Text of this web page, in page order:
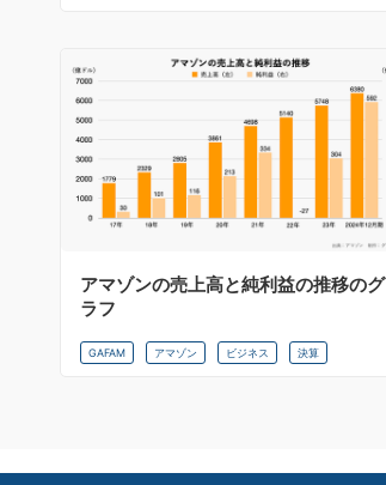
アマゾンの売上高と純利益の推移のグ
ラフ
GAFAM アマゾン ビジネス 決算